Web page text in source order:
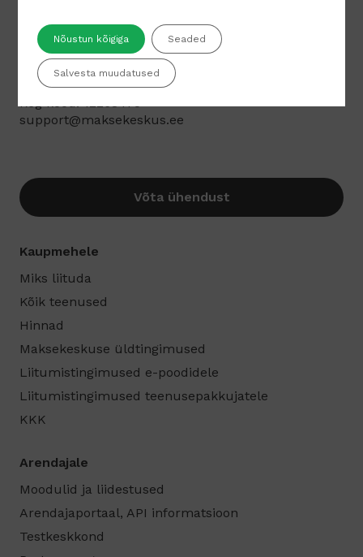
Maksekeskus AS
Liivalaia 45, Tallinn 10145, Eesti
Reg kood: 12268475
support@maksekeskus.ee
Võta ühendust
Kaupmehele
Miks liituda
Kõik teenused
Hinnad
Maksekeskuse üldtingimused
Liitumistingimused e-poodidele
Liitumistingimused teenusepakkujatele
KKK
Arendajale
Moodulid ja liidestused
Arendajaportaal, API informatsioon
Testkeskkond
Nõustun kõigiga Seaded
Salvesta muudatused